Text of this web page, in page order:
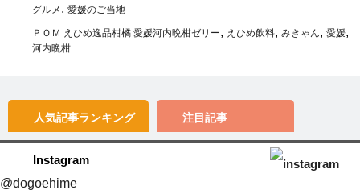
グルメ , 愛媛のご当地
ＰＯＭ えひめ逸品柑橘 愛媛河内晩柑ゼリー, えひめ飲料, みきゃん, 愛媛,
河内晩柑
人気記事ランキング 注目記事
Instagram
@dogoehime